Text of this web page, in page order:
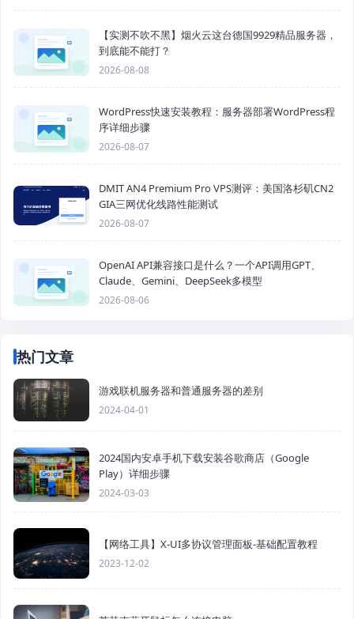
【实测不吹不黑】烟火云这台德国9929精品服务器，
到底能不能打？
2026-08-08
WordPress快速安装教程：服务器部署WordPress程
序详细步骤
2026-08-07
DMIT AN4 Premium Pro VPS测评：美国洛杉矶CN2
GIA三网优化线路性能测试
2026-08-07
OpenAI API兼容接口是什么？一个API调用GPT、
Claude、Gemini、DeepSeek多模型
2026-08-06
热门文章
游戏联机服务器和普通服务器的差别
2024-04-01
2024国内安卓手机下载安装谷歌商店（Google
Play）详细步骤
2024-03-03
【网络工具】X-UI多协议管理面板-基础配置教程
2023-12-02